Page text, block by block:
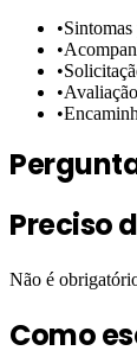
•
•
•
•
•
Preciso
Não é
Como